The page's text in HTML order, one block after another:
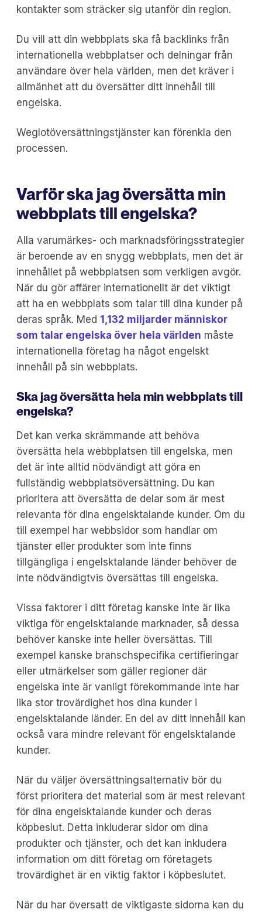
kontakter som sträcker sig utanför din region.
Du vill att din webbplats ska få backlinks från
internationella webbplatser och delningar från
användare över hela världen, men det kräver i
allmänhet att du översätter ditt innehåll till
engelska.
Weglotöversättningstjänster kan förenkla den
processen.
Varför ska jag översätta min
webbplats till engelska?
Alla varumärkes- och marknadsföringsstrategier
är beroende av en snygg webbplats, men det är
innehållet på webbplatsen som verkligen avgör.
När du gör affärer internationellt är det viktigt
att ha en webbplats som talar till dina kunder på
deras språk. Med 1,132 miljarder människor
som talar engelska över hela världen måste
internationella företag ha något engelskt
innehåll på sin webbplats.
Ska jag översätta hela min webbplats till
engelska?
Det kan verka skrämmande att behöva
översätta hela webbplatsen till engelska, men
det är inte alltid nödvändigt att göra en
fullständig webbplatsöversättning. Du kan
prioritera att översätta de delar som är mest
relevanta för dina engelsktalande kunder. Om du
till exempel har webbsidor som handlar om
tjänster eller produkter som inte finns
tillgängliga i engelsktalande länder behöver de
inte nödvändigtvis översättas till engelska.
Vissa faktorer i ditt företag kanske inte är lika
viktiga för engelsktalande marknader, så dessa
behöver kanske inte heller översättas. Till
exempel kanske branschspecifika certifieringar
eller utmärkelser som gäller regioner där
engelska inte är vanligt förekommande inte har
lika stor trovärdighet hos dina kunder i
engelsktalande länder. En del av ditt innehåll kan
också vara mindre relevant för engelsktalande
kunder.
När du väljer översättningsalternativ bör du
först prioritera det material som är mest relevant
för dina engelsktalande kunder och deras
köpbeslut. Detta inkluderar sidor om dina
produkter och tjänster, och det kan inkludera
information om ditt företag om företagets
trovärdighet är en viktig faktor i köpbeslutet.
När du har översatt de viktigaste sidorna kan du